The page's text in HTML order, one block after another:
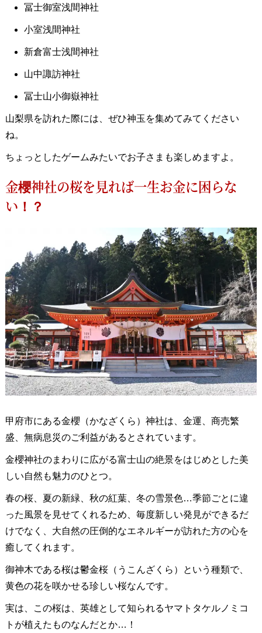
冨士御室浅間神社
小室浅間神社
新倉富士浅間神社
山中諏訪神社
冨士山小御嶽神社
山梨県を訪れた際には、ぜひ神玉を集めてみてください
ね。
ちょっとしたゲームみたいでお子さまも楽しめますよ。
金櫻神社の桜を見れば一生お金に困らな
い！？
甲府市にある金櫻（かなざくら）神社は、金運、商売繁
盛、無病息災のご利益があるとされています。
金櫻神社のまわりに広がる富士山の絶景をはじめとした美
しい自然も魅力のひとつ。
春の桜、夏の新緑、秋の紅葉、冬の雪景色…季節ごとに違
った風景を見せてくれるため、毎度新しい発見ができるだ
けでなく、大自然の圧倒的なエネルギーが訪れた方の心を
癒してくれます。
御神木である桜は鬱金桜（うこんざくら）という種類で、
黄色の花を咲かせる珍しい桜なんです。
実は、この桜は、英雄として知られるヤマトタケルノミコ
トが植えたものなんだとか…！